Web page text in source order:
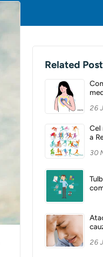
Related
26
Cel
a
30
26